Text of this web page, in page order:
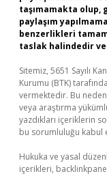
taşımamakta olup,
paylaşım
benzerlikleri
taslak halindedir
Sitemiz, 5651 Sayılı
Kurumu (BTK)
vermektedir. Bu
veya araştırma
yazdıkları içeriklerin
bu sorumluluğu kabul
Hukuka ve yasal
içerikleri,